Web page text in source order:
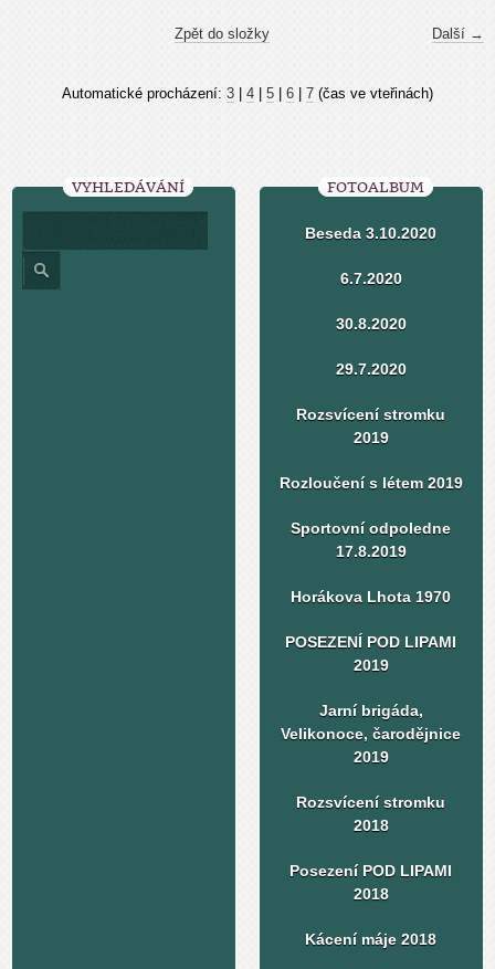
Další →
Zpět do složky
Automatické procházení: 3 4 5 6 7 (čas ve vteřinách)
VYHLEDÁVÁNÍ FOTOALBUM
Beseda 3.10.2020
6.7.2020
30.8.2020
29.7.2020
Rozsvícení stromku
2019
Rozloučení s létem 2019
Sportovní odpoledne
17.8.2019
Horákova Lhota 1970
POSEZENÍ POD LIPAMI
2019
Jarní brigáda,
Velikonoce, čarodějnice
2019
Rozsvícení stromku
2018
Posezení POD LIPAMI
2018
Kácení máje 2018